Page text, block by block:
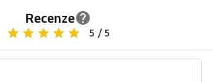
Recenze
5 / 5